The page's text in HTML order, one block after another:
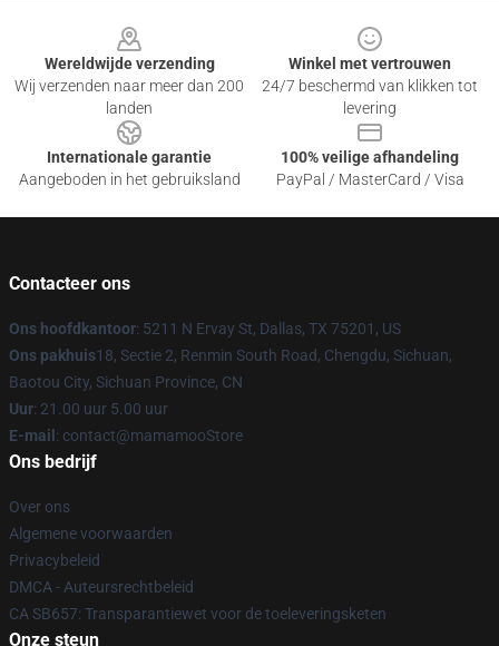
Wereldwijde verzending
Wij verzenden naar meer dan 200
landen
Winkel met vertrouwen
24/7 beschermd van klikken tot
levering
Internationale garantie
Aangeboden in het gebruiksland
100% veilige afhandeling
PayPal / MasterCard / Visa
Contacteer ons
Ons hoofdkantoor: 5211 N Ervay St, Dallas, TX 75201, US
Ons pakhuis18, Sectie 2, Renmin South Road, Chengdu, Sichuan,
Baotou City, Sichuan Province, CN
Uur: 21.00 uur 5.00 uur
E-mail : contact@mamamooStore
Ons bedrijf
Over ons
Algemene voorwaarden
Privacybeleid
DMCA - Auteursrechtbeleid
CA SB657: Transparantiewet voor de toeleveringsketen
Onze steun